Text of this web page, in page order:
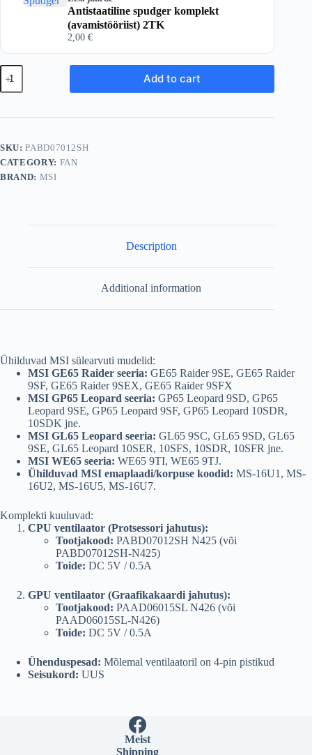
Antistaatiline spudger komplekt
(avamistööriist) 2TK
2,00 €
MSI
GE65
Raider,
&
Sülearvuti
ventilaatorid
(CPU
Add to cart
SKU:PABD07012SH
CATEGORY: FAN
BRAND: MSI
Description
Additional information
Ühilduvad MSI sülearvuti mudelid:
MSI GE65 Raider seeria: GE65 Raider 9SE, GE65 Raider
9SF, GE65 Raider 9SEX, GE65 Raider 9SFX
MSI GP65 Leopard seeria: GP65 Leopard 9SD, GP65
Leopard 9SE, GP65 Leopard 9SF, GP65 Leopard 10SDR,
10SDK jne.
MSI GL65 Leopard seeria: GL65 9SC, GL65 9SD, GL65
9SE, GL65 Leopard 10SER, 10SFS, 10SDR, 10SFR jne.
MSI WE65 seeria: WE65 9TI, WE65 9TJ.
Ühilduvad MSI emaplaadi/korpuse koodid: MS-16U1, MS-
16U2, MS-16U5, MS-16U7.
Komplekti kuuluvad:
CPU ventilaator (Protsessori jahutus):
Tootjakood: PABD07012SH N425 (või
PABD07012SH-N425)
Toide: DC 5V / 0.5A
GPU ventilaator (Graafikakaardi jahutus):
Tootjakood: PAAD06015SL N426 (või
PAAD06015SL-N426)
Toide: DC 5V / 0.5A
Ühenduspesad: Mõlemal ventilaatoril on 4-pin pistikud
Seisukord: UUS
Meist
Shipping